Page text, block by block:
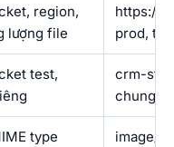
region,
lượng file
https://
prod, tối
test,
crm-
chung
type
image/